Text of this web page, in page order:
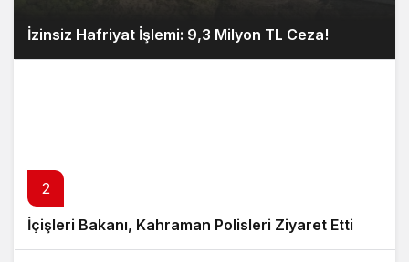
İzinsiz Hafriyat İşlemi: 9,3 Milyon TL Ceza!
2
İçişleri Bakanı, Kahraman Polisleri Ziyaret Etti